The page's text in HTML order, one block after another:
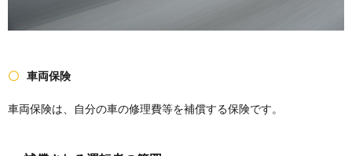
車両保険
車両保険は、自分の車の修理費等を補償する保険です。